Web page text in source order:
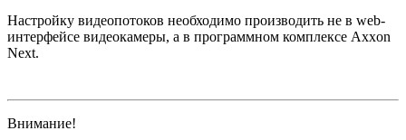
Настройку видеопотоков необходимо производить не в web-
интерфейсе видеокамеры, а в программном комплексе Axxon
Next.
Внимание!